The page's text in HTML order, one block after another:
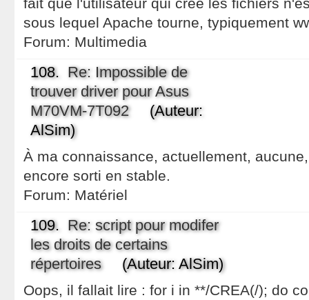
sous lequel Apache tourne, typiquement
Forum: Multimedia
108. Re: Impossible de
trouver driver pour Asus
M70VM-7T092(Auteur:
AlSim)
À ma connaissance, actuellement,
encore sorti en stable.
Forum: Matériel
109. Re: script pour modifer
les droits de certains
répertoires(Auteur: AlSim)
Oops, il fallait lire : for i in **/CREA(/); do